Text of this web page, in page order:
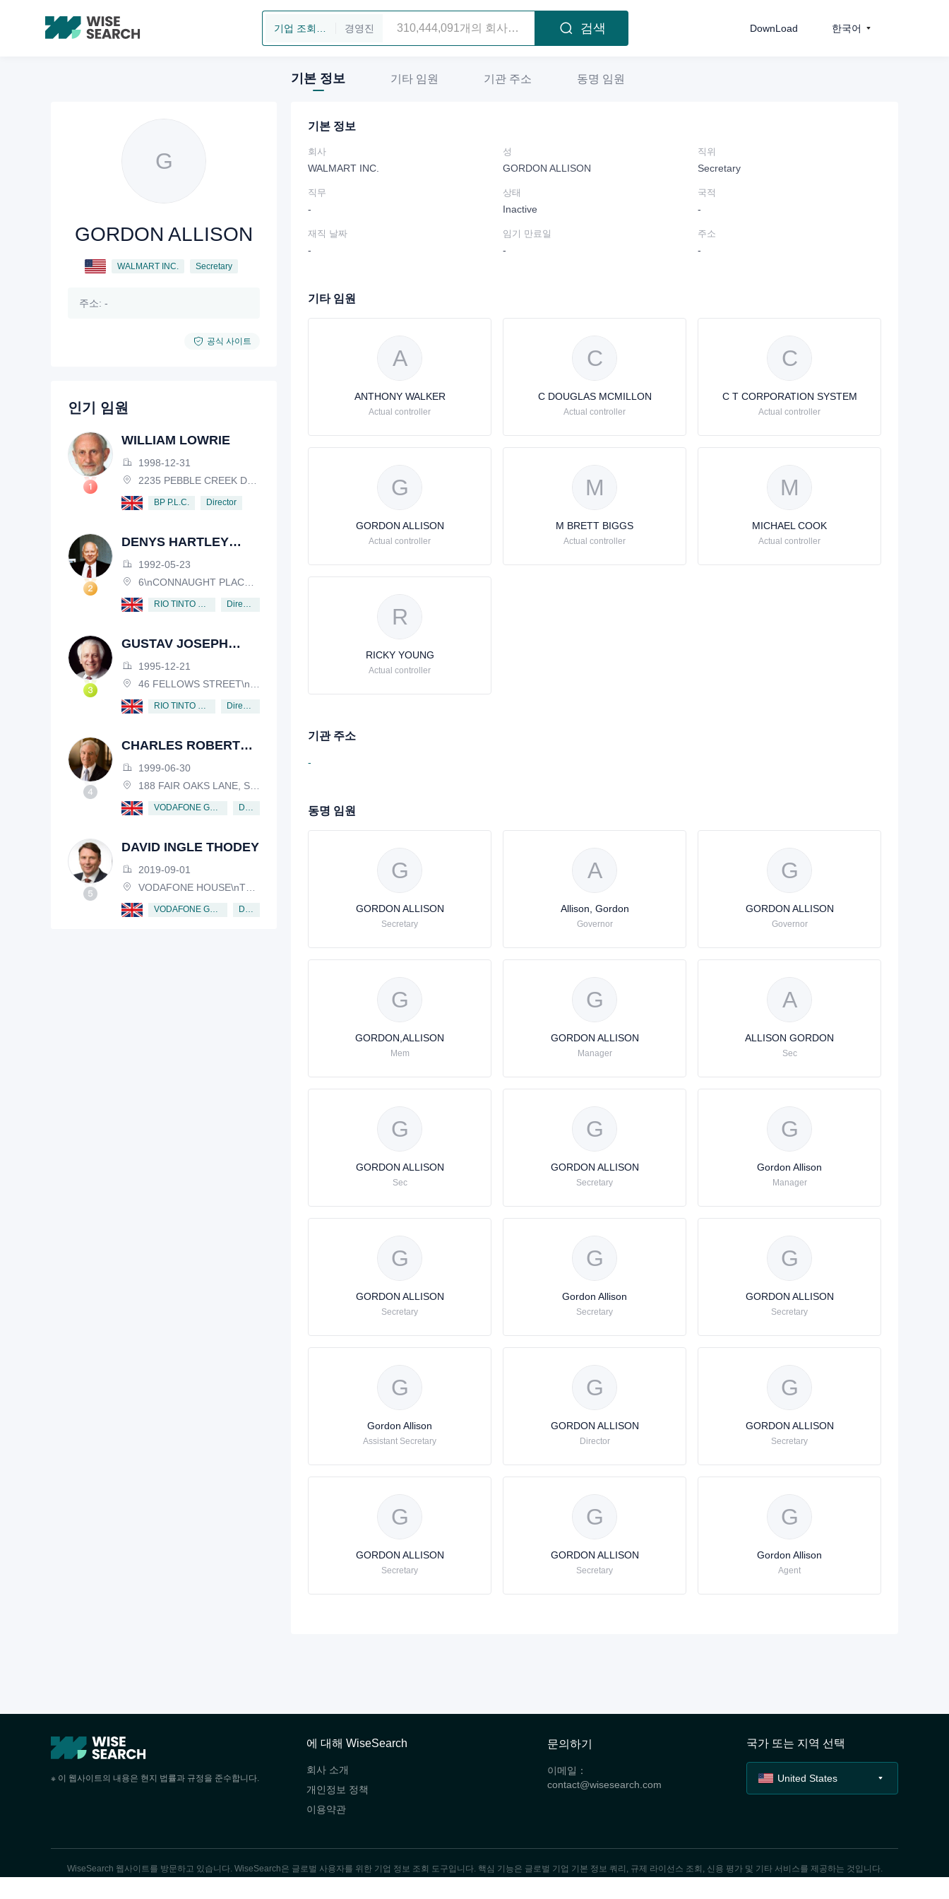
경영진 검색 DownLoad 한국어
기본 정보 기타 임원 기관 주소 동명 임원
G
GORDON ALLISON
WALMART INC. Secretary
주소: -
공식 사이트
인기 임원
WILLIAM LOWRIE
1998-12-31
2235 PEBBLE CREEK DRIVE, LISLE, ILLINOIS, IL 60532, USA
BP P.L.C. Director
DENYS HARTLEY
HENDERSON
1992-05-23
6\nCONNAUGHT PLACE, LONDON, W2 2EZ
RIO TINTO PLC
GUSTAV JOSEPH
VICTOR NOSSAL
1995-12-21
46 FELLOWS STREET\nKEW, VICTORIA, 3101, AUSTRALIA
RIO TINTO PLC
CHARLES ROBERT
SCHWAB
1999-06-30
188 FAIR OAKS LANE, SHIV RAFHEL, CALIFORNIA, 94903, USA
VODAFONE GROUP PUBLIC LIMITED COMPANY
DAVID INGLE THODEY
2019-09-01
VODAFONE HOUSE\nTHE CONNECTION, NEWBURY, BERKSHIRE, RG14 2FN
VODAFONE GROUP PUBLIC LIMITED COMPANY
기본 정보
회사
WALMART INC.
성
GORDON ALLISON
직위
Secretary
직무
-
상태
Inactive
국적
-
재직 날짜
-
임기 만료일
-
주소
-
기타 임원
A
ANTHONY WALKER
Actual controller
C
C DOUGLAS MCMILLON
Actual controller
C
C T CORPORATION SYSTEM
Actual controller
G
GORDON ALLISON
Actual controller
M
M BRETT BIGGS
Actual controller
M
MICHAEL COOK
Actual controller
R
RICKY YOUNG
Actual controller
기관 주소
-
동명 임원
G
GORDON ALLISON
Secretary
A
Allison, Gordon
Governor
G
GORDON ALLISON
Governor
G
GORDON,ALLISON
Mem
G
GORDON ALLISON
Manager
A
ALLISON GORDON
Sec
G
GORDON ALLISON
Sec
G
GORDON ALLISON
Secretary
G
Gordon Allison
Manager
G
GORDON ALLISON
Secretary
G
Gordon Allison
Secretary
G
GORDON ALLISON
Secretary
G
Gordon Allison
Assistant Secretary
G
GORDON ALLISON
Director
G
GORDON ALLISON
Secretary
G
GORDON ALLISON
Secretary
G
GORDON ALLISON
Secretary
G
Gordon Allison
Agent
※ 이 웹사이트의 내용은 현지 법률과 규정을 준수합니다.
에 대해 WiseSearch
회사 소개
개인정보 정책
이용약관
문의하기
이메일：
contact@wisesearch.com
국가 또는 지역 선택
United States
WiseSearch 웹사이트를 방문하고 있습니다. WiseSearch은 글로벌 사용자를 위한 기업 정보 조회 도구입니다. 핵심 기능은 글로벌 기업 기본 정보 쿼리, 규제 라이선스 조회, 신용 평가 및 기타 서비스를 제공하는 것입니다.